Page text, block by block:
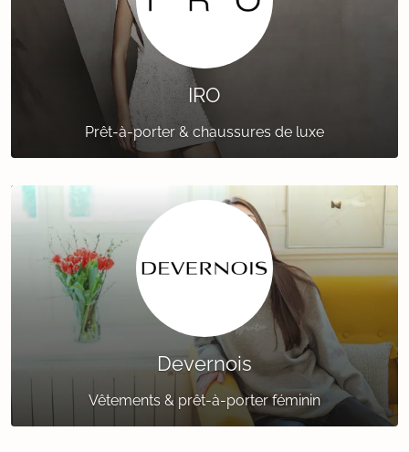
IRO
Prêt-à-porter & chaussures de luxe
Devernois
Vêtements & prêt-à-porter féminin